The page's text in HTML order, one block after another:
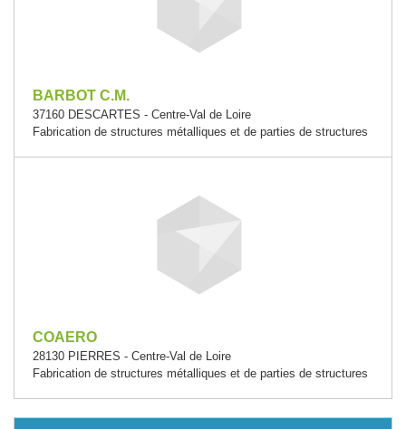
BARBOT C.M.
37160 DESCARTES - Centre-Val de Loire
Fabrication de structures métalliques et de parties de structures
COAERO
28130 PIERRES - Centre-Val de Loire
Fabrication de structures métalliques et de parties de structures